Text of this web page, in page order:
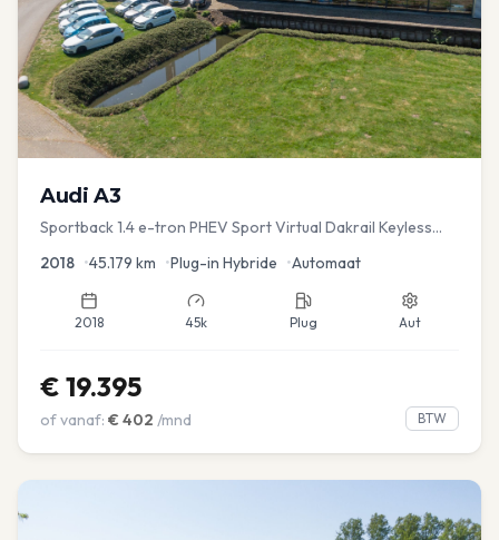
Audi A3
Sportback 1.4 e-tron PHEV Sport Virtual Dakrail Keyless
2018 •45.179 km •Plug-in Hybride •Automaat
2018 45k Plug Aut
€ 19.395
of vanaf: € 402 /mnd BTW